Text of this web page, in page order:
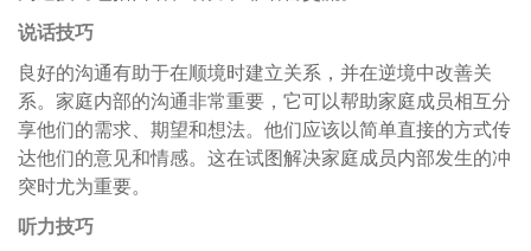
说话技巧
良好的沟通有助于在顺境时建立关系，并在逆境中改善关
系。家庭内部的沟通非常重要，它可以帮助家庭成员相互分
享他们的需求、期望和想法。他们应该以简单直接的方式传
达他们的意见和情感。这在试图解决家庭成员内部发生的冲
突时尤为重要。
听力技巧